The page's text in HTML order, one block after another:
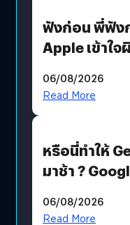
ฟังก่อน พี่ฟัง
Apple เข้าใจ
06/08/2026
Read More
หรือนี่ทำให้
มาช้า ?
AGI
06/08/2026
Read More